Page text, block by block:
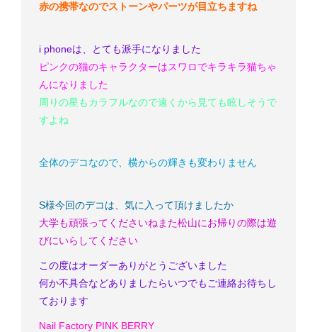
赤の携帯なのでストーンやパーツが目立ちますね
i phoneは、とても派手になりました
ピンクの猫のキャラクターはスワロでキラキラ猫ちゃ
んになりました
周りの星もカラフルなので遠くから見ても眩しそうで
すよね
全体のデコなので、横からの輝きも変わりません
S様今回のデコは、気に入って頂けましたか
大学も頑張ってくださいね また松山にお帰りの際は遊
びにいらしてください
この度はオーダーありがとうございました
何か不具合などありましたらいつでもご連絡お待ちし
ております
Nail Factory PINK BERRY